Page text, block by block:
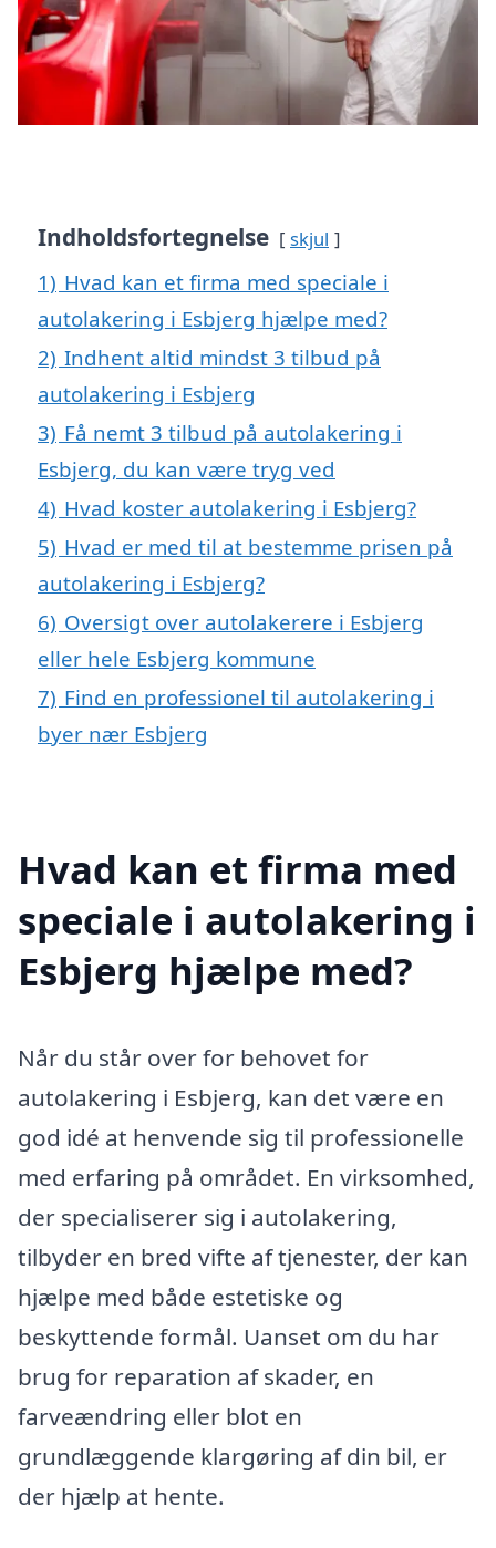
Indholdsfortegnelse skjul
1) Hvad kan et firma med speciale i
autolakering i Esbjerg hjælpe med?
2) Indhent altid mindst 3 tilbud på
autolakering i Esbjerg
3) Få nemt 3 tilbud på autolakering i
Esbjerg, du kan være tryg ved
4) Hvad koster autolakering i Esbjerg?
5) Hvad er med til at bestemme prisen på
autolakering i Esbjerg?
6) Oversigt over autolakerere i Esbjerg
eller hele Esbjerg kommune
7) Find en professionel til autolakering i
byer nær Esbjerg
Hvad kan et firma med
speciale i autolakering i
Esbjerg hjælpe med?
Når du står over for behovet for
autolakering i Esbjerg, kan det være en
god idé at henvende sig til professionelle
med erfaring på området. En virksomhed,
der specialiserer sig i autolakering,
tilbyder en bred vifte af tjenester, der kan
hjælpe med både estetiske og
beskyttende formål. Uanset om du har
brug for reparation af skader, en
farveændring eller blot en
grundlæggende klargøring af din bil, er
der hjælp at hente.